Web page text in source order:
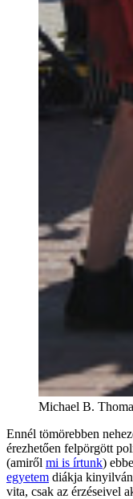
Michael B.
Ennél tömörebben
érezhetően felpörgött
(amiről mi is írtunk)
egyetem diákja
vita, csak az érzéseivel